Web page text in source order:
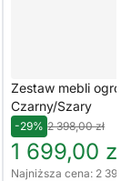
Zestaw mebli
Czarny/Szary
-29% 2 398,00 zł
1 699,00 zł
Najniższa cena: 2